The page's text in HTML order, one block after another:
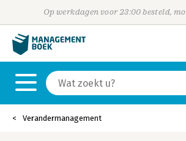
Op werkdagen voor 23:00 besteld,
Verandermanagement